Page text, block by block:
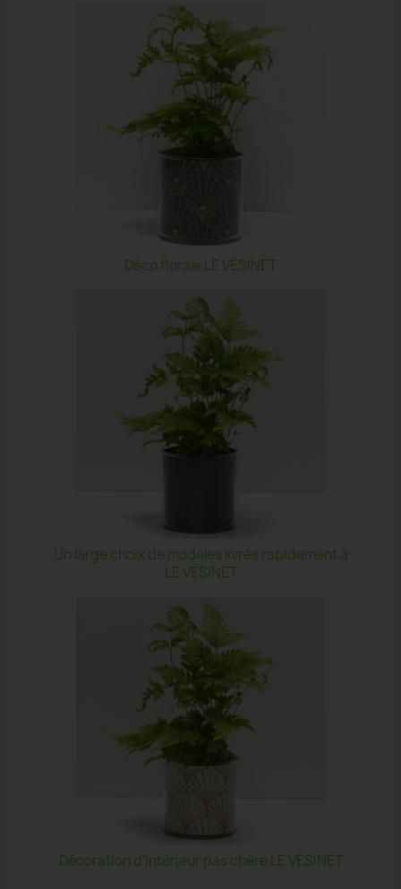
Déco florale LE VÉSINET
Un large choix de modèles livrés rapidement à
LE VÉSINET
Décoration d'intérieur pas chère LE VÉSINET